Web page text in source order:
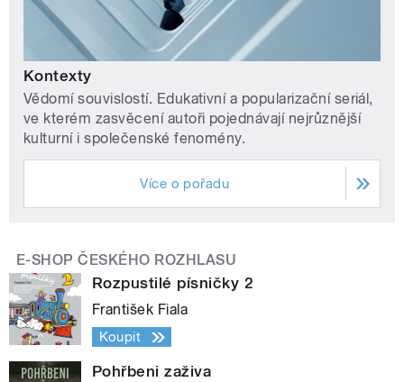
Kontexty
Vědomí souvislostí. Edukativní a popularizační seriál,
ve kterém zasvěcení autoři pojednávají nejrůznější
kulturní i společenské fenomény.
Více o pořadu
E-SHOP ČESKÉHO ROZHLASU
Rozpustilé písničky 2
František Fiala
Koupit
Pohřbeni zaživa